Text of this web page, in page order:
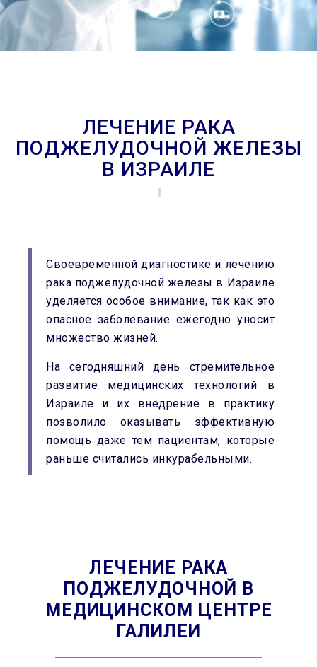
ЛЕЧЕНИЕ РАКА
ПОДЖЕЛУДОЧНОЙ ЖЕЛЕЗЫ
В ИЗРАИЛЕ
Своевременной диагностике и лечению
рака поджелудочной железы в Израиле
уделяется особое внимание, так как это
опасное заболевание ежегодно уносит
множество жизней.
На сегодняшний день стремительное
развитие медицинских технологий в
Израиле и их внедрение в практику
позволило оказывать эффективную
помощь даже тем пациентам, которые
раньше считались инкурабельными.
ЛЕЧЕНИЕ РАКА
ПОДЖЕЛУДОЧНОЙ
В
МЕДИЦИНСКОМ ЦЕНТРЕ
ГАЛИЛЕИ